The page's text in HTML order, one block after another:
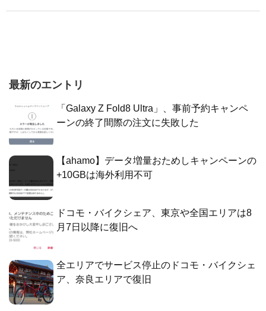
最新のエントリ
「Galaxy Z Fold8 Ultra」、事前予約キャンペ
ーンの終了間際の注文に失敗した
【ahamo】データ増量おためしキャンペーンの
+10GBは海外利用不可
ドコモ・バイクシェア、東京や全国エリアは8
月7日以降に復旧へ
全エリアでサービス停止のドコモ・バイクシェ
ア、奈良エリアで復旧